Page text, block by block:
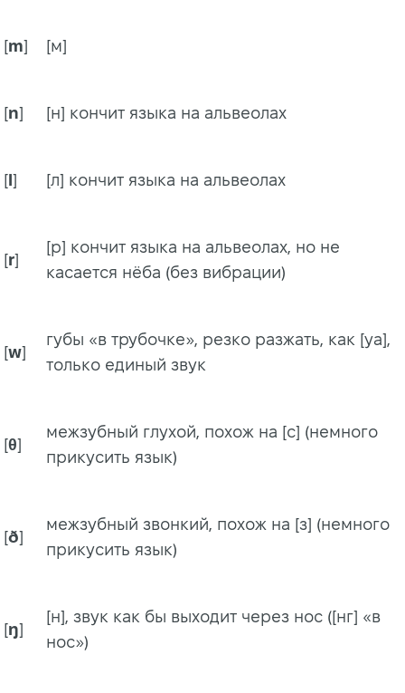
[m] [м]
[n] [н] кончит языка на альвеолах
[l] [л] кончит языка на альвеолах
[r]
[р] кончит языка на альвеолах, но не
касается нёба (без вибрации)
[w]
губы «в трубочке», резко разжать, как [уа],
только единый звук
[θ]
межзубный глухой, похож на [с] (немного
прикусить язык)
[ð]
межзубный звонкий, похож на [з] (немного
прикусить язык)
[ŋ]
[н], звук как бы выходит через нос ([нг] «в
нос»)